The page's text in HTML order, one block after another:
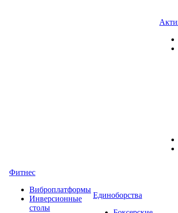
Фитнес
Виброплатформы
Инверсионные
столы
Единоборства